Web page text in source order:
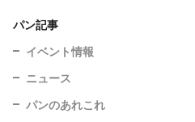
パン記事
イベント情報
ニュース
パンのあれこれ